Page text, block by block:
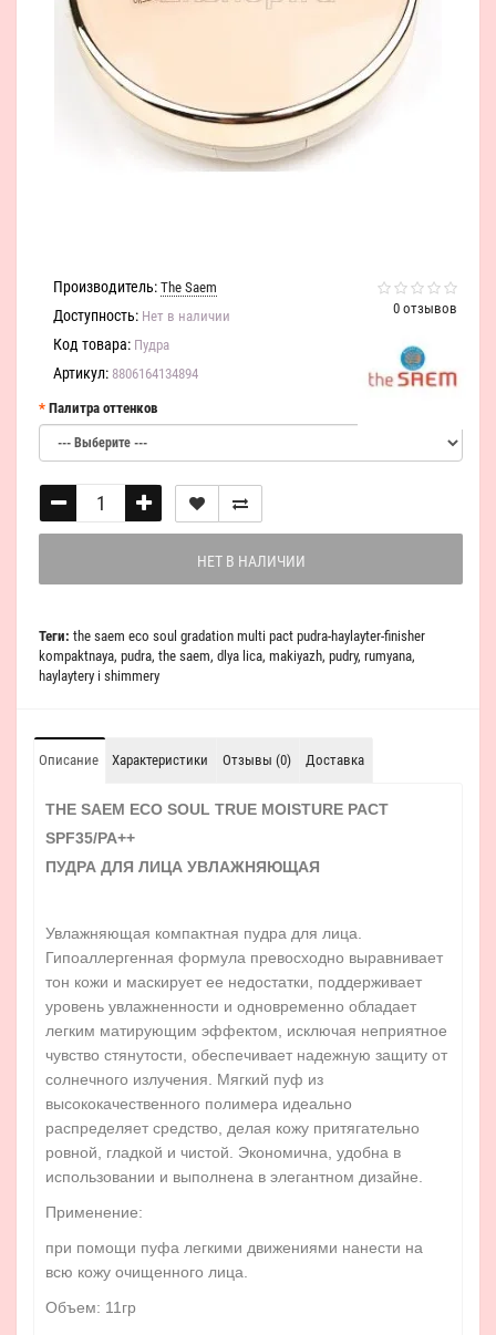
0 отзывов
Производитель: The Saem
Доступность: Нет в наличии
Код товара: Пудра
Артикул: 8806164134894
Палитра оттенков
НЕТ В НАЛИЧИИ
Теги: the saem eco soul gradation multi pact pudra-haylayter-finisher
kompaktnaya, pudra, the saem, dlya lica, makiyazh, pudry, rumyana,
haylaytery i shimmery
Описание Характеристики Отзывы (0) Доставка
THE SAEM ECO SOUL TRUE MOISTURE PACT
SPF35/PA++
ПУДРА ДЛЯ ЛИЦА УВЛАЖНЯЮЩАЯ
Увлажняющая компактная пудра для лица.
Гипоаллергенная формула превосходно выравнивает
тон кожи и маскирует ее недостатки, поддерживает
уровень увлажненности и одновременно обладает
легким матирующим эффектом, исключая неприятное
чувство стянутости, обеспечивает надежную защиту от
солнечного излучения. Мягкий пуф из
высококачественного полимера идеально
распределяет средство, делая кожу притягательно
ровной, гладкой и чистой. Экономична, удобна в
использовании и выполнена в элегантном дизайне.
Применение:
при помощи пуфа легкими движениями нанести на
всю кожу очищенного лица.
Объем: 11гр